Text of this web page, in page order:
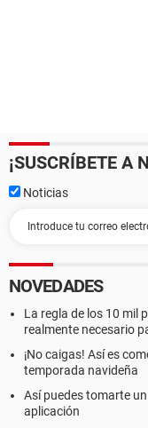
¡SUSCRÍBETE A
Noticias
NOVEDADES
La regla de los 10 mil
realmente necesario
¡No caigas! Así es
temporada navideña
Así puedes tomarte
aplicación